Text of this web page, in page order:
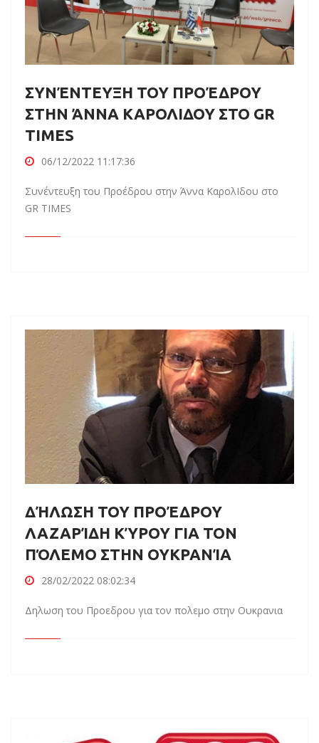
ΣΥΝΈΝΤΕΥΞΗ ΤΟΥ ΠΡΟΈΔΡΟΥ
ΣΤΗΝ ΆΝΝΑ ΚΑΡΟΛΙΔΟΥ ΣΤΟ GR
TIMES
06/12/2022 11:17:36
Συνέντευξη του Προέδρου στην Άννα ΚαρολΙδου στο
GR TIMES
ΔΉΛΩΣΗ ΤΟΥ ΠΡΟΈΔΡΟΥ
ΛΑΖΑΡΊΔΗ ΚΎΡΟΥ ΓΙΑ ΤΟΝ
ΠΌΛΕΜΟ ΣΤΗΝ ΟΥΚΡΑΝΊΑ
28/02/2022 08:02:34
Δηλωση του Προεδρου για τον πολεμο στην Ουκρανια